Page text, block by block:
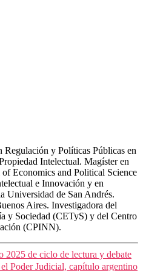
Regulación y Políticas Públicas en
Intelectual. Magíster en
Economics and Political Science
e Innovación y en
Universidad de San Andrés.
Aires. Investigadora del
y Sociedad (CETyS) y del Centro
(CPINN).
de ciclo de lectura y debate
Poder Judicial, capítulo argentino